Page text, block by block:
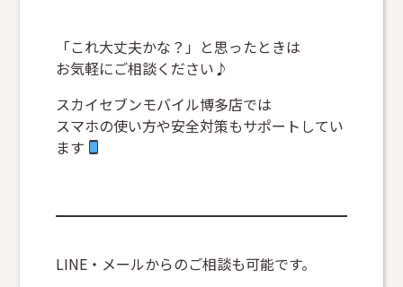
「これ大丈夫かな？」と思ったときは
お気軽にご相談ください♪
スカイセブンモバイル博多店では
スマホの使い方や安全対策もサポートしてい
ます
LINE・メールからのご相談も可能です。